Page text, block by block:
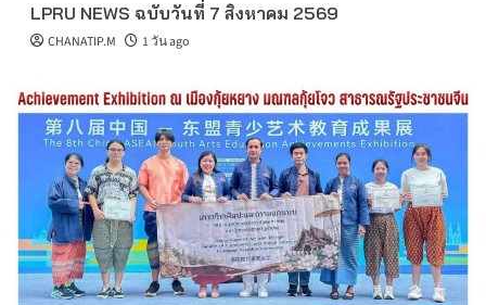
LPRU NEWS ฉบับวันที่ 7 สิงหาคม 2569
CHANATIP.M 1 วัน ago